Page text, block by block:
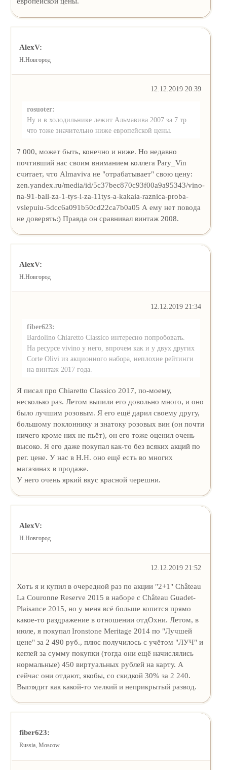
AlexV:
Н.Новгород
12.12.2019 20:39
rosuoter:
Ну и в холодильнике лежит Альмавива 2007 за 7 тр
что тоже значительно ниже европейской цены.
7 000, может быть, конечно и ниже. Но недавно
почтивший нас своим вниманием коллега Pary_Vin
считает, что Almaviva не "отрабатывает" свою цену:
zen.yandex.ru/media/id/5c37bec870c93f00a9a95343/vino-
na-91-ball-za-1-tys-i-za-11tys-a-kakaia-raznica-proba-
vslepuiu-5dcc6a091b50cd22ca7b0a05 А ему нет повода
не доверять:) Правда он сравнивал винтаж 2008.
AlexV:
Н.Новгород
12.12.2019 21:34
fiber623:
Bardolino Chiaretto Classico интересно попробовать.
На ресурсе vivino у него, впрочем как и у двух других
Corte Olivi из акционного набора, неплохие рейтинги
на винтаж 2017 года.
Я писал про Chiaretto Classico 2017, по-моему,
несколько раз. Летом выпили его довольно много, и оно
было лучшим розовым. Я его ещё дарил своему другу,
большому поклоннику и знатоку розовых вин (он почти
ничего кроме них не пьёт), он его тоже оценил очень
высоко. Я его даже покупал как-то без всяких акций по
рег. цене. У нас в Н.Н. оно ещё есть во многих
магазинах в продаже.
У него очень яркий вкус красной черешни.
AlexV:
Н.Новгород
12.12.2019 21:52
Хоть я и купил в очереднoй раз по акции "2+1" Château
La Couronne Reserve 2015 в наборе с Château Guadet-
Plaisance 2015, но у меня всё больше копится прямо
какое-то раздражение в отношении отдОхни. Летом, в
июле, я покупал Ironstone Meritage 2014 по "Лучшей
цене" за 2 490 руб., плюс получилось с учётом "ЛУЧ" и
кеглей за сумму покупки (тогда они ещё начислялись
нормальные) 450 виртуальных рублей на карту. А
сейчас они отдают, якобы, со скидкой 30% за 2 240.
Выглядит как какой-то мелкий и неприкрытый развод.
fiber623:
Russia, Moscow